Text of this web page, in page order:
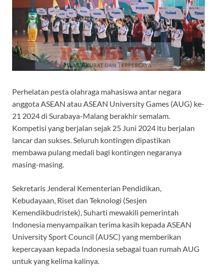
Perhelatan pesta olahraga mahasiswa antar negara
anggota ASEAN atau ASEAN University Games (AUG) ke-
21 2024 di Surabaya-Malang berakhir semalam.
Kompetisi yang berjalan sejak 25 Juni 2024 itu berjalan
lancar dan sukses. Seluruh kontingen dipastikan
membawa pulang medali bagi kontingen negaranya
masing-masing.
Sekretaris Jenderal Kementerian Pendidikan,
Kebudayaan, Riset dan Teknologi (Sesjen
Kemendikbudristek), Suharti mewakili pemerintah
Indonesia menyampaikan terima kasih kepada ASEAN
University Sport Council (AUSC) yang memberikan
kepercayaan kepada Indonesia sebagai tuan rumah AUG
untuk yang kelima kalinya.